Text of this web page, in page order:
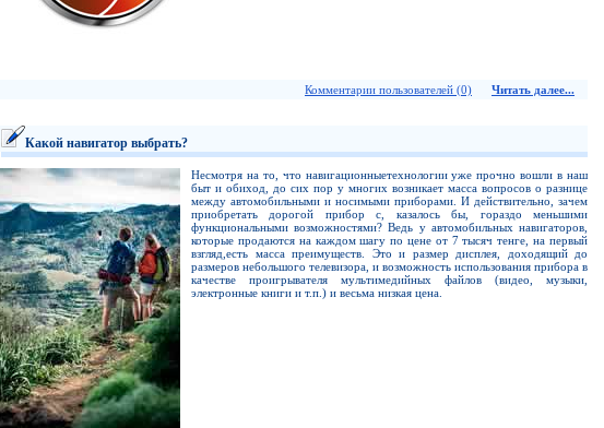
Комментарии пользователей (0) Читать далее...
Какой навигатор выбрать?
Несмотря на то, что навигационныетехнологии уже прочно вошли в наш
быт и обиход, до сих пор у многих возникает масса вопросов о разнице
между автомобильными и носимыми приборами. И действительно, зачем
приобретать дорогой прибор с, казалось бы, гораздо меньшими
функциональными возможностями? Ведь у автомобильных навигаторов,
которые продаются на каждом шагу по цене от 7 тысяч тенге, на первый
взгляд,есть масса преимуществ. Это и размер дисплея, доходящий до
размеров небольшого телевизора, и возможность использования прибора в
качестве проигрывателя мультимедийных файлов (видео, музыки,
электронные книги и т.п.) и весьма низкая цена.